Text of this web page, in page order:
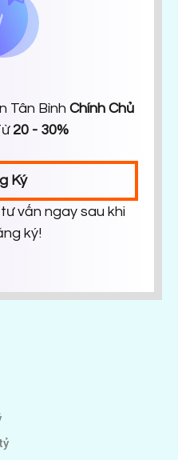
Tân Bình Chính Chủ
20 - 30%
Ký
vấn ngay sau khi
ký!